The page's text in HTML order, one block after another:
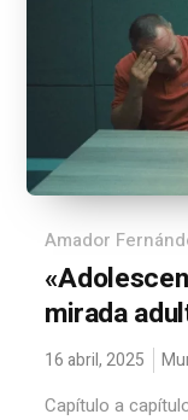
Amador
mirada
16 abril, 2025
Capítulo a